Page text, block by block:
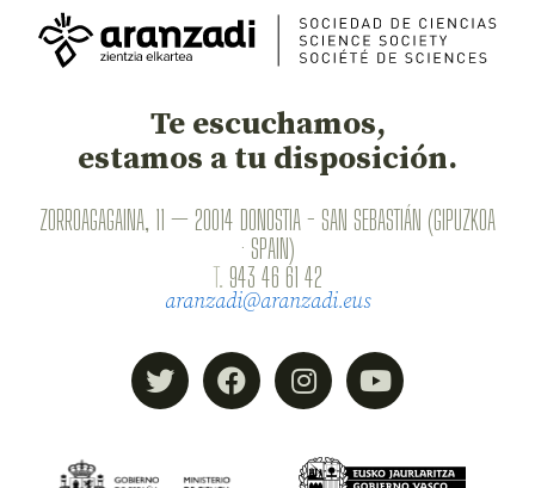
Te escuchamos,
estamos a tu disposición.
ZORROAGAGAINA, 11 — 20014 DONOSTIA - SAN SEBASTIÁN (GIPUZKOA
· SPAIN)
T. 943 46 61 42
aranzadi@aranzadi.eus